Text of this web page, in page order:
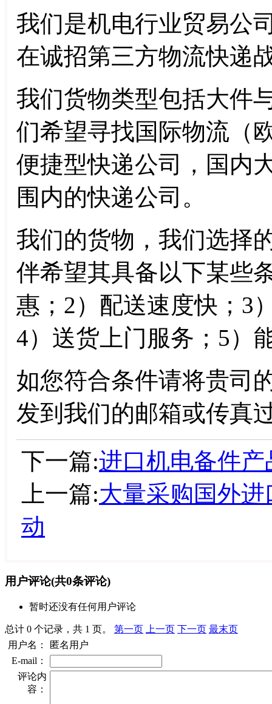
我们是机电行业贸易公
在诚招第三方物流快递
我们货物类型包括大件
们希望寻找国际物流（
便捷型快递公司，国内
围内的快递公司。
我们的货物，我们选择
伴希望其具备以下某些
惠；2）配送速度快；3
4）送货上门服务；5）
如您符合条件请将贵司
发到我们的邮箱或传真
下一篇:进口机电备件产
上一篇:大量采购国外
动
用户评论(共0条评论)
暂时还没有任何用户评论
总计 0 个记录，共 1 页。 第一页 上一页 下一页 最末页
用户名：
匿名用户
E-mail：
评论内
容：